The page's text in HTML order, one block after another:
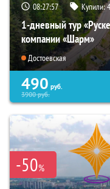
08:27:56 Купили:
1-дневный тур
компании «Шарм»
Достоевская
490 руб.
3900руб.
-50%